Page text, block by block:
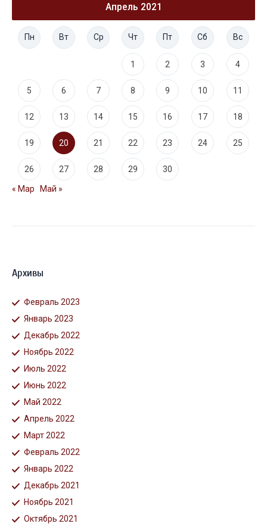
Апрель 2021
Пн Вт Ср Чт Пт Сб Вс
1 2 3 4
5 6 7 8 9 10 11
12 13 14 15 16 17 18
19 20 21 22 23 24 25
26 27 28 29 30
« Мар Май »
Архивы
Февраль 2023
Январь 2023
Декабрь 2022
Ноябрь 2022
Июль 2022
Июнь 2022
Май 2022
Апрель 2022
Март 2022
Февраль 2022
Январь 2022
Декабрь 2021
Ноябрь 2021
Октябрь 2021